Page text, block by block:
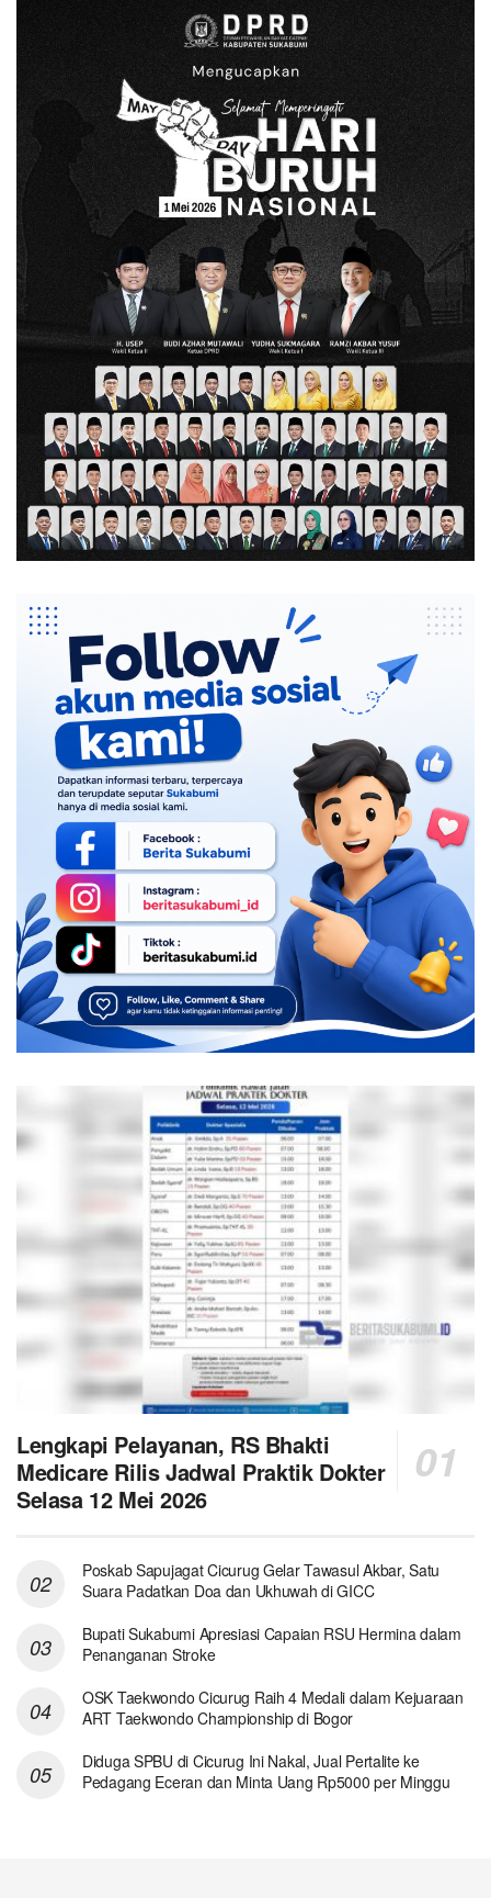
Lengkapi Pelayanan, RS Bhakti
Medicare Rilis Jadwal Praktik Dokter
Selasa 12 Mei 2026
Poskab Sapujagat Cicurug Gelar Tawasul Akbar, Satu
Suara Padatkan Doa dan Ukhuwah di GICC
Bupati Sukabumi Apresiasi Capaian RSU Hermina dalam
Penanganan Stroke
OSK Taekwondo Cicurug Raih 4 Medali dalam Kejuaraan
ART Taekwondo Championship di Bogor
Diduga SPBU di Cicurug Ini Nakal, Jual Pertalite ke
Pedagang Eceran dan Minta Uang Rp5000 per Minggu